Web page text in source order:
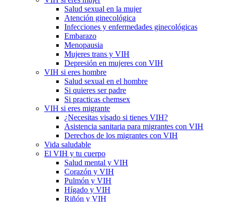
Salud sexual en la mujer
Atención ginecológica
Infecciones y enfermedades ginecológicas
Embarazo
Menopausia
Mujeres trans y VIH
Depresión en mujeres con VIH
VIH si eres hombre
Salud sexual en el hombre
Si quieres ser padre
Si practicas chemsex
VIH si eres migrante
¿Necesitas visado si tienes VIH?
Asistencia sanitaria para migrantes con VIH
Derechos de los migrantes con VIH
Vida saludable
El VIH y tu cuerpo
Salud mental y VIH
Corazón y VIH
Pulmón y VIH
Hígado y VIH
Riñón y VIH